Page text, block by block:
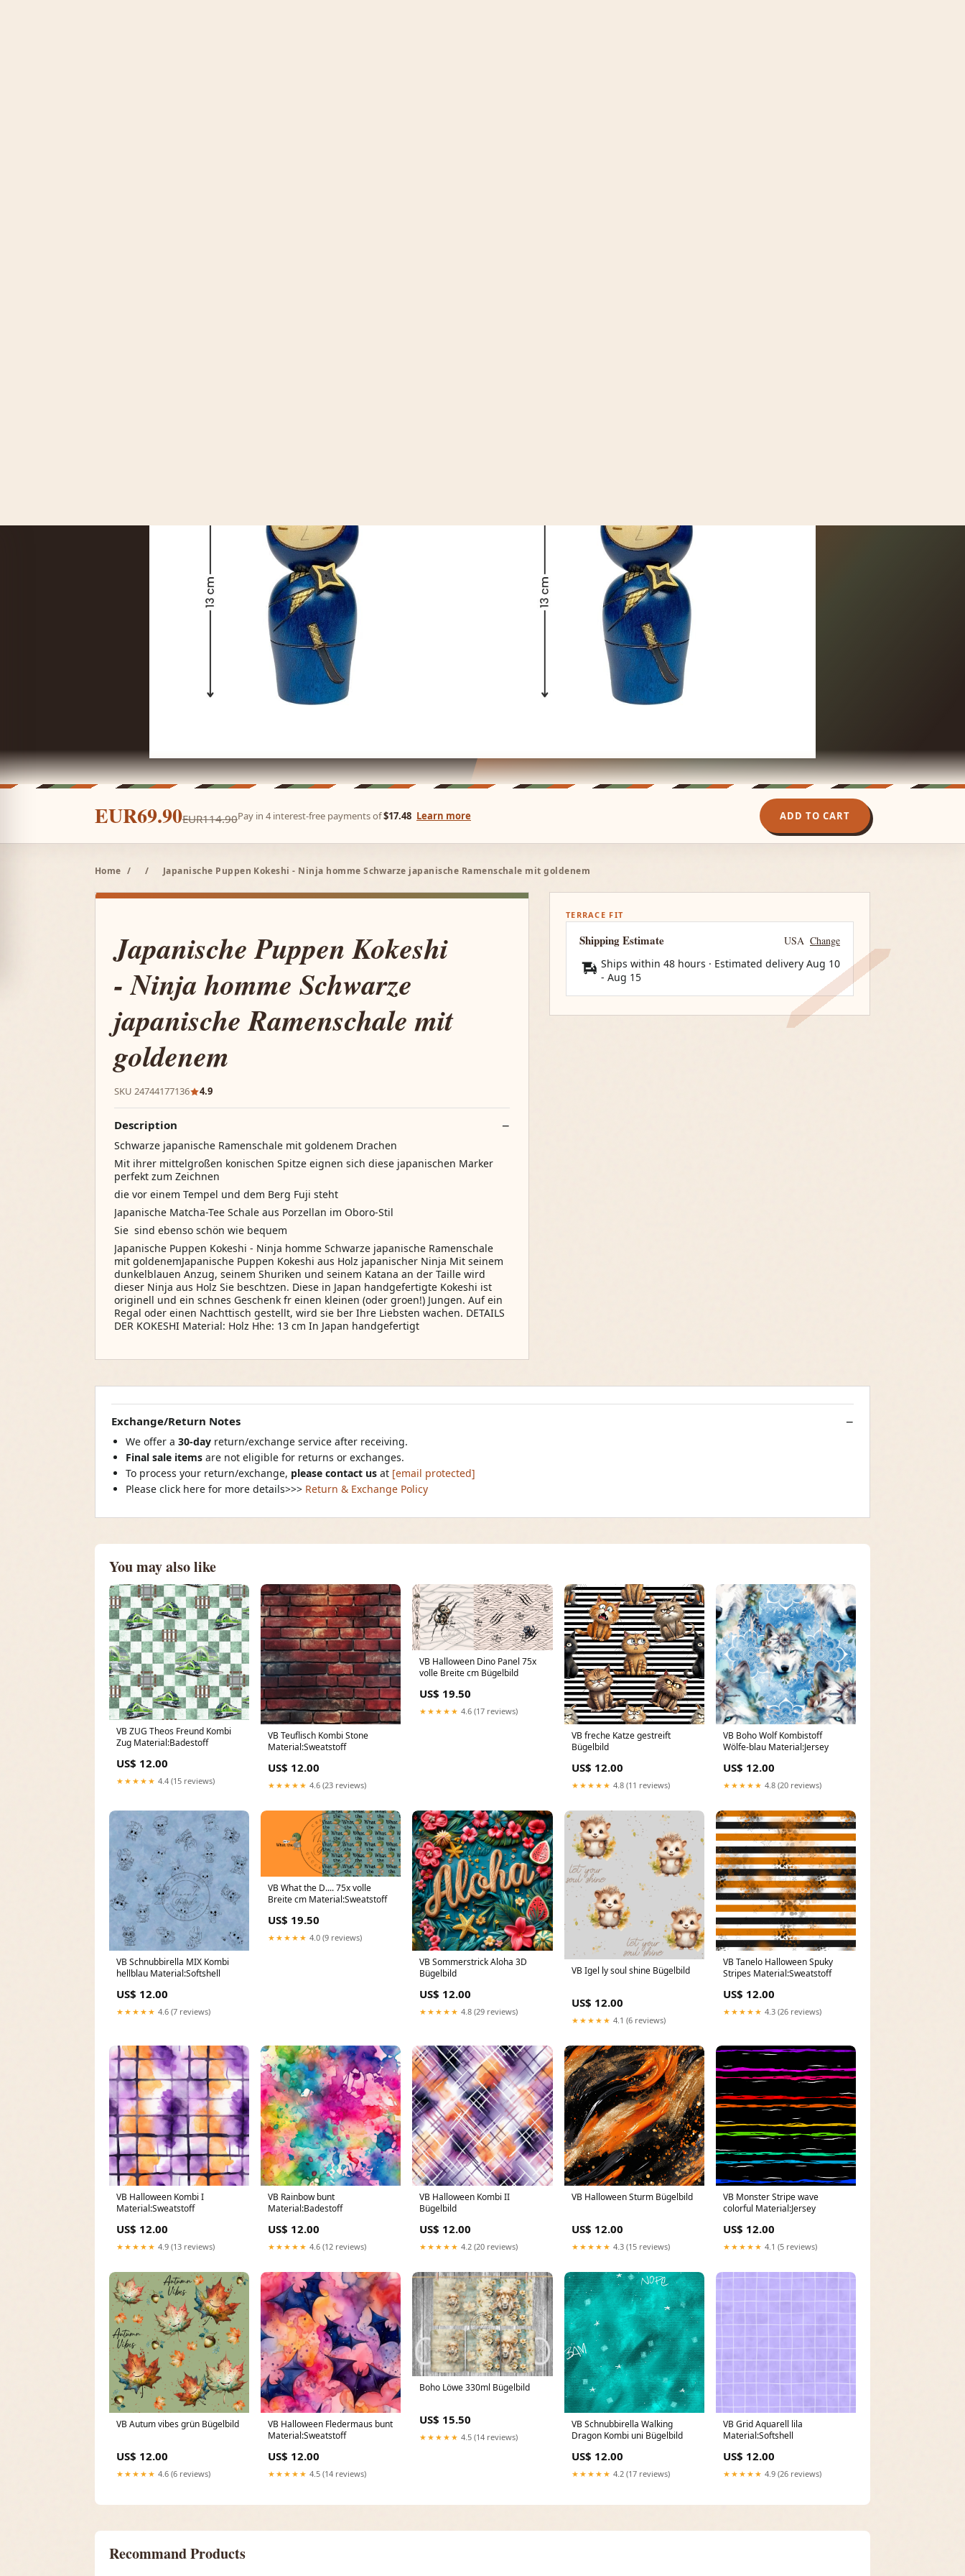
EUR69.90EUR114.90Pay in 4 interest-free payments of$17.48 Learn more ADD TO CART
Home / / Japanische Puppen Kokeshi - Ninja homme Schwarze japanische Ramenschale mit goldenem
Japanische Puppen Kokeshi
- Ninja homme Schwarze
japanische Ramenschale mit
goldenem
SKU 24744177136 4.9
Description
Schwarze japanische Ramenschale mit goldenem Drachen
Mit ihrer mittelgroßen konischen Spitze eignen sich diese japanischen Marker
perfekt zum Zeichnen
die vor einem Tempel und dem Berg Fuji steht
Japanische Matcha-Tee Schale aus Porzellan im Oboro-Stil
Sie sind ebenso schön wie bequem
Japanische Puppen Kokeshi - Ninja homme Schwarze japanische Ramenschale
mit goldenemJapanische Puppen Kokeshi aus Holz japanischer Ninja Mit seinem
dunkelblauen Anzug, seinem Shuriken und seinem Katana an der Taille wird
dieser Ninja aus Holz Sie beschtzen. Diese in Japan handgefertigte Kokeshi ist
originell und ein schnes Geschenk fr einen kleinen (oder groen!) Jungen. Auf ein
Regal oder einen Nachttisch gestellt, wird sie ber Ihre Liebsten wachen. DETAILS
DER KOKESHI Material: Holz Hhe: 13 cm In Japan handgefertigt
TERRACE FIT
Shipping Estimate USA Change
Ships within 48 hours · Estimated delivery Aug 10
- Aug 15
Exchange/Return Notes
We offer a 30-day return/exchange service after receiving.
Final sale items are not eligible for returns or exchanges.
To process your return/exchange, please contact us at [email protected]
Please click here for more details>>> Return & Exchange Policy
You may also like
VB ZUG Theos Freund Kombi
Zug Material:Badestoff
US$ 12.00
★★★★★ 4.4 (15 reviews)
VB Teuflisch Kombi Stone
Material:Sweatstoff
US$ 12.00
★★★★★ 4.6 (23 reviews)
VB Halloween Dino Panel 75x
volle Breite cm Bügelbild
US$ 19.50
★★★★★ 4.6 (17 reviews)
VB freche Katze gestreift
Bügelbild
US$ 12.00
★★★★★ 4.8 (11 reviews)
VB Boho Wolf Kombistoff
Wölfe-blau Material:Jersey
US$ 12.00
★★★★★ 4.8 (20 reviews)
VB Schnubbirella MIX Kombi
hellblau Material:Softshell
US$ 12.00
★★★★★ 4.6 (7 reviews)
VB What the D.... 75x volle
Breite cm Material:Sweatstoff
US$ 19.50
★★★★★ 4.0 (9 reviews)
VB Sommerstrick Aloha 3D
Bügelbild
US$ 12.00
★★★★★ 4.8 (29 reviews)
VB Igel ly soul shine Bügelbild
US$ 12.00
★★★★★ 4.1 (6 reviews)
VB Tanelo Halloween Spuky
Stripes Material:Sweatstoff
US$ 12.00
★★★★★ 4.3 (26 reviews)
VB Halloween Kombi I
Material:Sweatstoff
US$ 12.00
★★★★★ 4.9 (13 reviews)
VB Rainbow bunt
Material:Badestoff
US$ 12.00
★★★★★ 4.6 (12 reviews)
VB Halloween Kombi II
Bügelbild
US$ 12.00
★★★★★ 4.2 (20 reviews)
VB Halloween Sturm Bügelbild
US$ 12.00
★★★★★ 4.3 (15 reviews)
VB Monster Stripe wave
colorful Material:Jersey
US$ 12.00
★★★★★ 4.1 (5 reviews)
VB Autum vibes grün Bügelbild
US$ 12.00
★★★★★ 4.6 (6 reviews)
VB Halloween Fledermaus bunt
Material:Sweatstoff
US$ 12.00
★★★★★ 4.5 (14 reviews)
Boho Löwe 330ml Bügelbild
US$ 15.50
★★★★★ 4.5 (14 reviews)
VB Schnubbirella Walking
Dragon Kombi uni Bügelbild
US$ 12.00
★★★★★ 4.2 (17 reviews)
VB Grid Aquarell lila
Material:Softshell
US$ 12.00
★★★★★ 4.9 (26 reviews)
Recommand Products